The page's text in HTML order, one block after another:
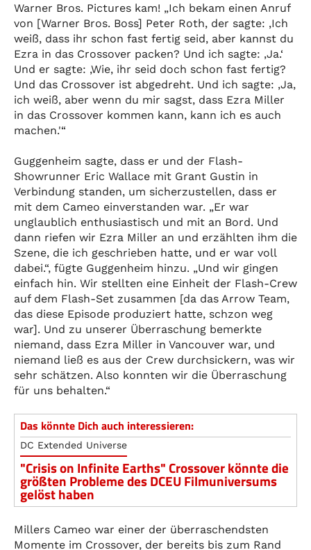
Warner Bros. Pictures kam! „Ich bekam einen Anruf
von [Warner Bros. Boss] Peter Roth, der sagte: ‚Ich
weiß, dass ihr schon fast fertig seid, aber kannst du
Ezra in das Crossover packen? Und ich sagte: ‚Ja.‘
Und er sagte: ‚Wie, ihr seid doch schon fast fertig?
Und das Crossover ist abgedreht. Und ich sagte: ‚Ja,
ich weiß, aber wenn du mir sagst, dass Ezra Miller
in das Crossover kommen kann, kann ich es auch
machen.'“
Guggenheim sagte, dass er und der Flash-
Showrunner Eric Wallace mit Grant Gustin in
Verbindung standen, um sicherzustellen, dass er
mit dem Cameo einverstanden war. „Er war
unglaublich enthusiastisch und mit an Bord. Und
dann riefen wir Ezra Miller an und erzählten ihm die
Szene, die ich geschrieben hatte, und er war voll
dabei.“, fügte Guggenheim hinzu. „Und wir gingen
einfach hin. Wir stellten eine Einheit der Flash-Crew
auf dem Flash-Set zusammen [da das Arrow Team,
das diese Episode produziert hatte, schzon weg
war]. Und zu unserer Überraschung bemerkte
niemand, dass Ezra Miller in Vancouver war, und
niemand ließ es aus der Crew durchsickern, was wir
sehr schätzen. Also konnten wir die Überraschung
für uns behalten.“
Das könnte Dich auch interessieren:
DC Extended Universe
"Crisis on Infinite Earths" Crossover könnte die
größten Probleme des DCEU Filmuniversums
gelöst haben
Millers Cameo war einer der überraschendsten
Momente im Crossover, der bereits bis zum Rand